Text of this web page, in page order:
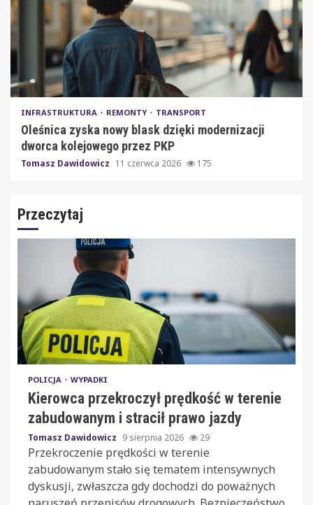
INFRASTRUKTURA REMONTY TRANSPORT
Oleśnica zyska nowy blask dzięki modernizacji
dworca kolejowego przez PKP
Tomasz Dawidowicz 11 czerwca 2026 175
Przeczytaj
POLICJA WYPADKI
Kierowca przekroczył prędkość w terenie
zabudowanym i stracił prawo jazdy
Tomasz Dawidowicz 9 sierpnia 2026 29
Przekroczenie prędkości w terenie
zabudowanym stało się tematem intensywnych
dyskusji, zwłaszcza gdy dochodzi do poważnych